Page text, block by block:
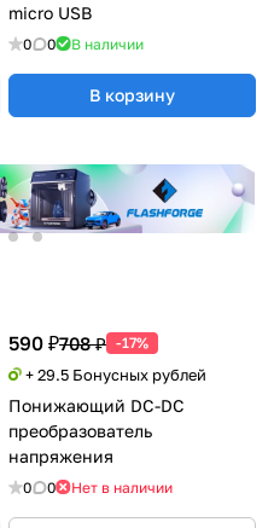
micro USB
0 0 В наличии
В корзину
590 ₽708 ₽ -17%
+ 29.5 Бонусных рублей
Понижающий DC-DC
преобразователь
напряжения
0 0 Нет в наличии